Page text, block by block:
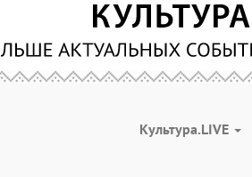
Культура.LIVE